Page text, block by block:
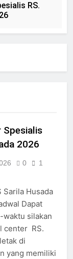
RS.
BPJS
Solo:
RS
Puri Asih
Mulia
Spesialis
2026
0
1
Sarila Husada
Dapat
waktu silakan
center RS.
di
yang memiliki